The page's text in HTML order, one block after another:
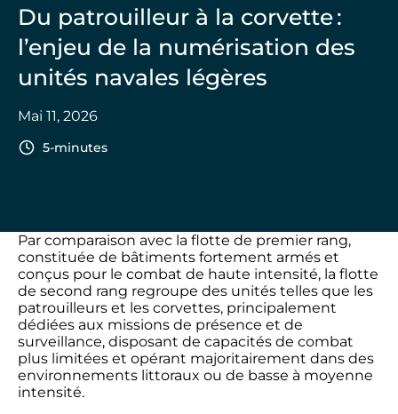
Du patrouilleur à la corvette :
l’enjeu de la numérisation des
unités navales légères
Mai 11, 2026
5-minutes
Par comparaison avec la flotte de premier rang,
constituée de bâtiments fortement armés et
conçus pour le combat de haute intensité, la flotte
de second rang regroupe des unités telles que les
patrouilleurs et les corvettes, principalement
dédiées aux missions de présence et de
surveillance, disposant de capacités de combat
plus limitées et opérant majoritairement dans des
environnements littoraux ou de basse à moyenne
intensité.